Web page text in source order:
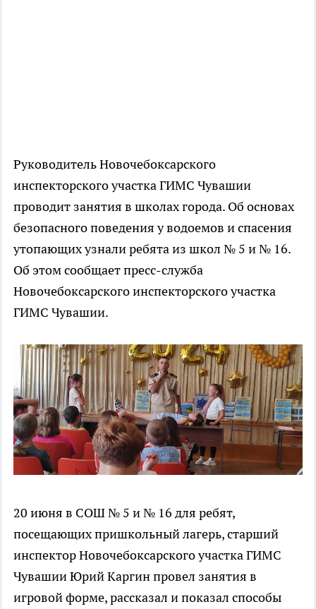
Руководитель Новочебоксарского
инспекторского участка ГИМС Чувашии
проводит занятия в школах города. Об основах
безопасного поведения у водоемов и спасения
утопающих узнали ребята из школ № 5 и № 16.
Об этом сообщает пресс-служба
Новочебоксарского инспекторского участка
ГИМС Чувашии.
20 июня в СОШ № 5 и № 16 для ребят,
посещающих пришкольный лагерь, старший
инспектор Новочебоксарского участка ГИМС
Чувашии Юрий Каргин провел занятия в
игровой форме, рассказал и показал способы